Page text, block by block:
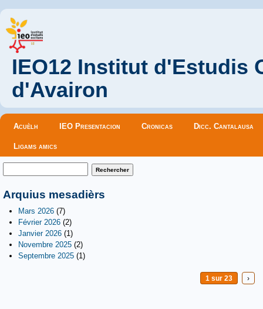
IEO12 Institut d'Estudis
d'Avairon
Menu principal
Acuèlh IEO Presentacion Cronicas Dicc. Cantalausa
Ligams amics
Formulaire de recherche
Arquius mesadièrs
Mars 2026 (7)
Février 2026 (2)
Janvier 2026 (1)
Novembre 2025 (2)
Septembre 2025 (1)
1 sur 23 ›